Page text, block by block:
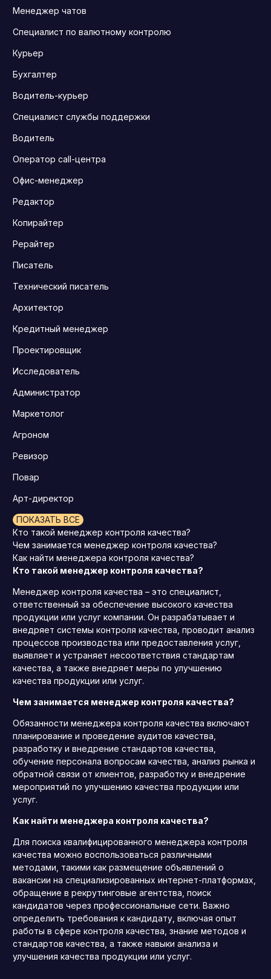
Менеджер чатов
Специалист по валютному контролю
Курьер
Бухгалтер
Водитель-курьер
Специалист службы поддержки
Водитель
Оператор call-центра
Офис-менеджер
Редактор
Копирайтер
Рерайтер
Писатель
Технический писатель
Архитектор
Кредитный менеджер
Проектировщик
Исследователь
Администратор
Маркетолог
Агроном
Ревизор
Повар
Арт-директор
ПОКАЗАТЬ ВСЕ
Кто такой менеджер контроля качества?
Чем занимается менеджер контроля качества?
Как найти менеджера контроля качества?
Кто такой менеджер контроля качества?
Менеджер контроля качества – это специалист,
ответственный за обеспечение высокого качества
продукции или услуг компании. Он разрабатывает и
внедряет системы контроля качества, проводит анализ
процессов производства или предоставления услуг,
выявляет и устраняет несоответствия стандартам
качества, а также внедряет меры по улучшению
качества продукции или услуг.
Чем занимается менеджер контроля качества?
Обязанности менеджера контроля качества включают
планирование и проведение аудитов качества,
разработку и внедрение стандартов качества,
обучение персонала вопросам качества, анализ рынка и
обратной связи от клиентов, разработку и внедрение
мероприятий по улучшению качества продукции или
услуг.
Как найти менеджера контроля качества?
Для поиска квалифицированного менеджера контроля
качества можно воспользоваться различными
методами, такими как размещение объявлений о
вакансии на специализированных интернет-платформах,
обращение в рекрутинговые агентства, поиск
кандидатов через профессиональные сети. Важно
определить требования к кандидату, включая опыт
работы в сфере контроля качества, знание методов и
стандартов качества, а также навыки анализа и
улучшения качества продукции или услуг.